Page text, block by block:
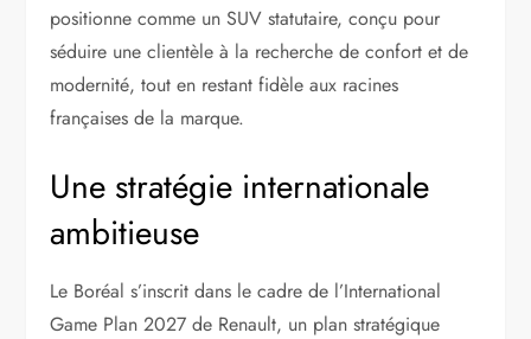
positionne comme un SUV statutaire, conçu pour
séduire une clientèle à la recherche de confort et de
modernité, tout en restant fidèle aux racines
françaises de la marque.
Une stratégie internationale
ambitieuse
Le Boréal s’inscrit dans le cadre de l’International
Game Plan 2027 de Renault, un plan stratégique